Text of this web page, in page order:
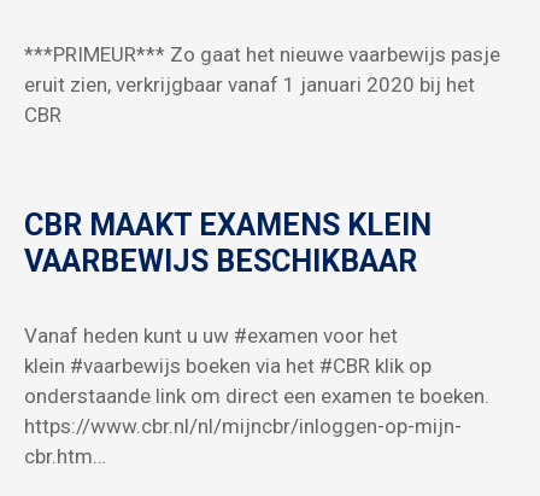
***PRIMEUR*** Zo gaat het nieuwe vaarbewijs pasje
eruit zien, verkrijgbaar vanaf 1 januari 2020 bij het
CBR
CBR MAAKT EXAMENS KLEIN
VAARBEWIJS BESCHIKBAAR
Vanaf heden kunt u uw #examen voor het
klein #vaarbewijs boeken via het #CBR klik op
onderstaande link om direct een examen te boeken.
https://www.cbr.nl/nl/mijncbr/inloggen-op-mijn-
cbr.htm…